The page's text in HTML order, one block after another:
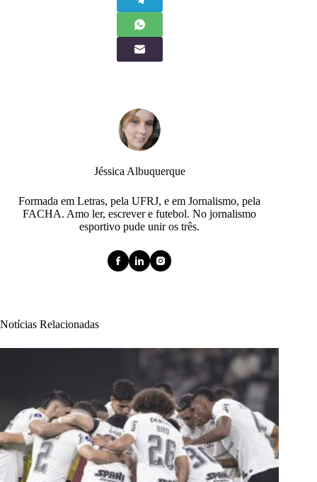
Jéssica Albuquerque
Formada em Letras, pela UFRJ, e em Jornalismo, pela
FACHA. Amo ler, escrever e futebol. No jornalismo
esportivo pude unir os três.
Notícias Relacionadas